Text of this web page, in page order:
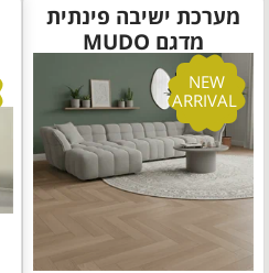
מערכת ישיבה פינתית
מדגם MUDO
NEW
ARRIVAL